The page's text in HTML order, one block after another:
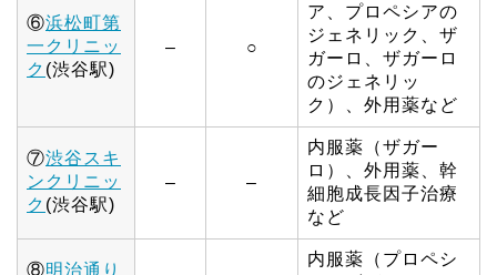
⑥浜松町第
一クリニッ
ク (渋谷駅)
– ○
ア、プロペシアの
ジェネリック、ザ
ガーロ、ザガーロ
のジェネリッ
ク）、外用薬など
⑦渋谷スキ
ンクリニッ
ク (渋谷駅)
– –
内服薬（ザガー
ロ）、外用薬、幹
細胞成長因子治療
など
⑧明治通り
内服薬（プロペシ